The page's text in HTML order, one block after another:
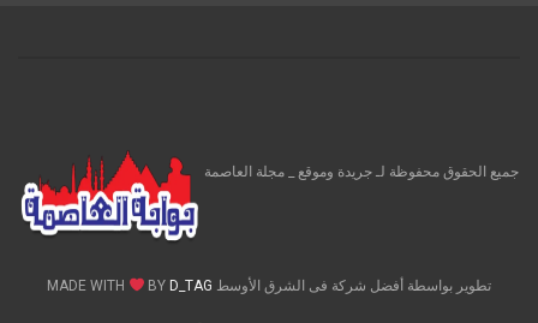
جميع الحقوق محفوظة لـ جريدة وموقع _ مجلة العاصمة
تطوير بواسطة أفضل شركة فى الشرق الأوسط MADE WITH BY D_TAG